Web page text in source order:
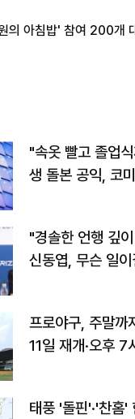
의 아침밥' 참여 200개
"속옷 빨고 졸업
생 돌본 공익, 코
"경솔한 언행 깊
신동엽, 무슨 일
프로야구, 주말
11일 재개·오후 7
태풍 '돌핀'·'찬홈